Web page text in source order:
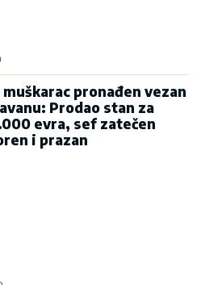
muškarac pronađen vezan
Prodao stan za
evra, sef zatečen
i prazan